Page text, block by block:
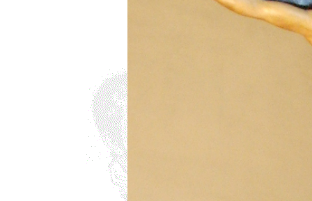
– обеспечивает в
подсознаний автора и
поводу. По
подсознаний в
то, знаемом и рожденном
нигде уточнять и